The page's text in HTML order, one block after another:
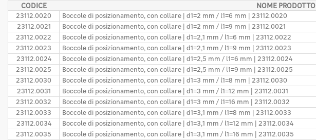
CODICE NOME PRODOTTO
23112.0020 Boccole di posizionamento, con collare | d1=2 mm / l1=6 mm | 23112.0020
23112.0021
Boccole di posizionamento, con collare | d1=2 mm / l1=9 mm | 23112.0021
23112.0022
Boccole di posizionamento, con collare | d1=2,1 mm / l1=6 mm | 23112.0022
23112.0023
Boccole di posizionamento, con collare | d1=2,1 mm / l1=9 mm | 23112.0023
23112.0024
Boccole di posizionamento, con collare | d1=2,5 mm / l1=6 mm | 23112.0024
23112.0025
Boccole di posizionamento, con collare | d1=2,5 mm / l1=9 mm | 23112.0025
23112.0030
Boccole di posizionamento, con collare | d1=3 mm / l1=8 mm | 23112.0030
23112.0031
Boccole di posizionamento, con collare | d1=3 mm / l1=12 mm | 23112.0031
23112.0032
Boccole di posizionamento, con collare | d1=3 mm / l1=16 mm | 23112.0032
23112.0033
Boccole di posizionamento, con collare | d1=3,1 mm / l1=8 mm | 23112.0033
23112.0034
Boccole di posizionamento, con collare | d1=3,1 mm / l1=12 mm | 23112.0034
23112.0035
Boccole di posizionamento, con collare | d1=3,1 mm / l1=16 mm | 23112.0035